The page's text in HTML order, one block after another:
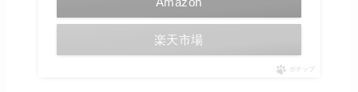
楽天市場
ポチップ